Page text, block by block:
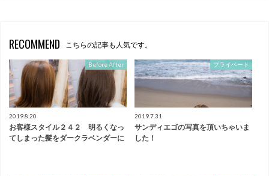
RECOMMEND こちらの記事も人気です。
Before After
2019.8.20
お客様スタイル２４２ 明るくなっ
てしまった髪をダークラベンダーに
プライベート
2019.7.31
サンディエゴの写真を頂いちゃいま
した！